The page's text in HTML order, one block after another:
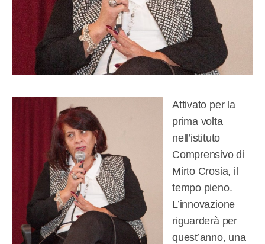
Attivato per la
prima volta
nell’istituto
Comprensivo di
Mirto Crosia, il
tempo pieno.
L’innovazione
riguarderà per
quest’anno, una